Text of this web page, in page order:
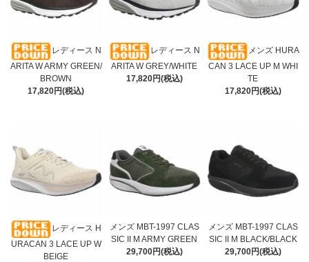
レディース N
ARITA W ARMY GREEN/
BROWN
17,820円(税込)
レディース N
ARITA W GREY/WHITE
17,820円(税込)
メンズ HURA
CAN 3 LACE UP M WHI
TE
17,820円(税込)
レディース H
URACAN 3 LACE UP W
BEIGE
メンズ MBT-1997 CLAS
SIC II M ARMY GREEN
29,700円(税込)
メンズ MBT-1997 CLAS
SIC II M BLACK/BLACK
29,700円(税込)